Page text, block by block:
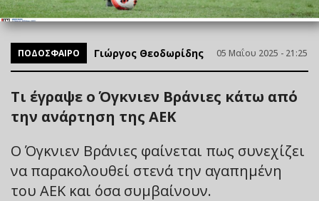
ΠΟΔΟΣΦΑΙΡΟ Γιώργος Θεοδωρίδης 05 Μαΐου 2025 - 21:25
Τι έγραψε ο Όγκνιεν Βράνιες κάτω από
την ανάρτηση της ΑΕΚ
Ο Όγκνιεν Βράνιες φαίνεται πως συνεχίζει
να παρακολουθεί στενά την αγαπημένη
του ΑΕΚ και όσα συμβαίνουν.